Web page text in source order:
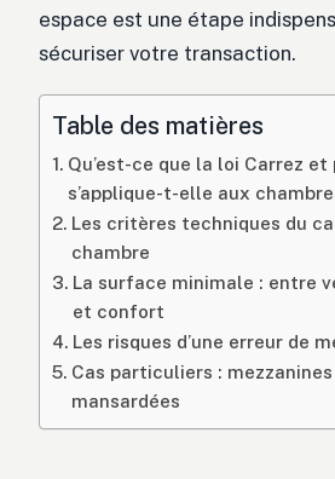
espace est une étape
sécuriser votre transaction.
Table des matières
Qu’est-ce que la loi Carrez et
s’applique-t-elle aux
Les critères techniques du
chambre
La surface minimale : entre
et confort
Les risques d’une erreur de
Cas particuliers :
mansardées